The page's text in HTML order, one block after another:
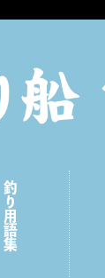
釣り用語集